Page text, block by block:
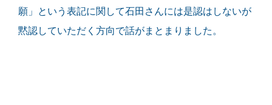
願」という表記に関して石田さんには是認はしないが
黙認していただく方向で話がまとまりました。